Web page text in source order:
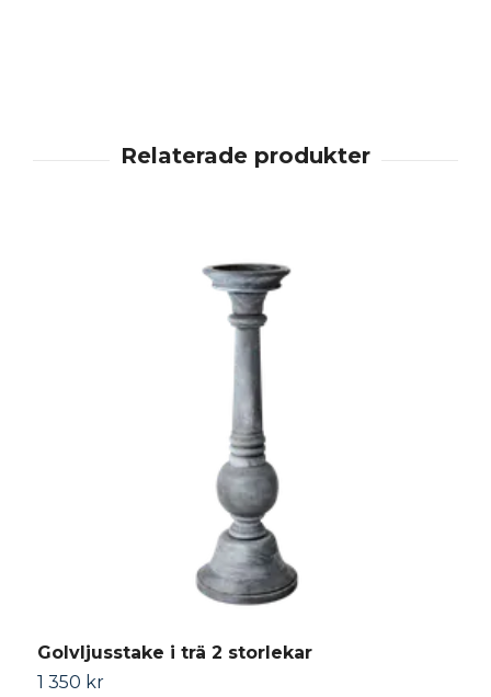
Golvljusstake i trä 2 storlekar
1 350 kr